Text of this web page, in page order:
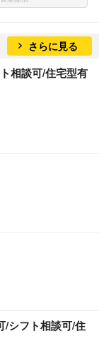
さらに見る
相談可/住宅型有
/シフト相談可/住